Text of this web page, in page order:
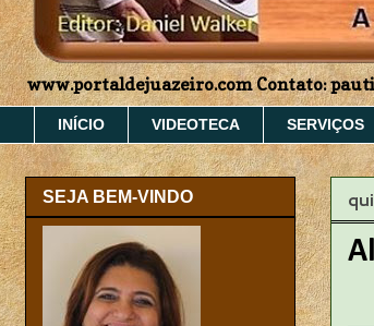
www.portaldejuazeiro.com Contato:
INÍCIO VIDEOTECA SERVIÇOS
SEJA BEM-VINDO